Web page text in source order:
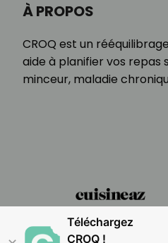
À PROPOS
CROQ est un
aide à planifier vos repas
minceur, maladie
Téléchargez
CROQ !